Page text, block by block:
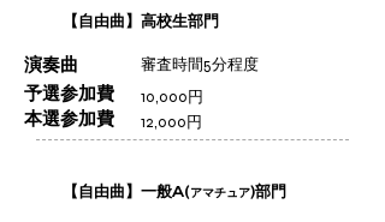
【自由曲】高校生部門
演奏曲
予選参加費
本選参加費
審査時間5分程度
10,000円
12,000円
【自由曲】一般A(アマチュア)部門